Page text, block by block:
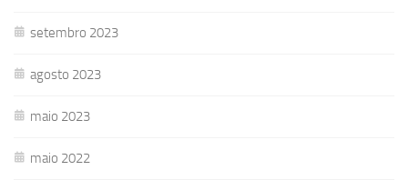
setembro 2023
agosto 2023
maio 2023
maio 2022